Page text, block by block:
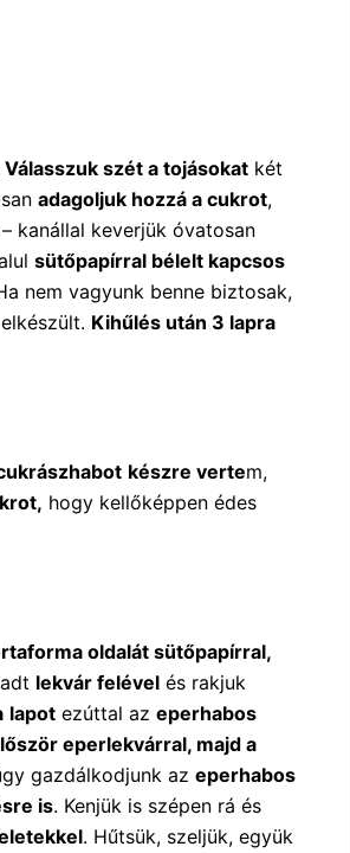
Válasszuk szét a tojásokat két
adagoljuk hozzá a cukrot,
kanállal keverjük óvatosan
sütőpapírral bélelt kapcsos
nem vagyunk benne biztosak,
Kihűlés után 3 lapra
készre vertem,
hogy kellőképpen édes
oldalát sütőpapírral,
lekvár felével és rakjuk
lapot ezúttal az eperhabos
eperlekvárral, majd a
gazdálkodjunk az eperhabos
is. Kenjük is szépen rá és
. Hűtsük, szeljük, együk